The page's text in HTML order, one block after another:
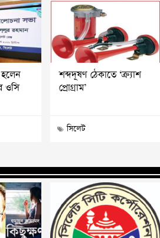
হলেন
ওসি
শব্দদূষণ ঠেকাতে ‘ক্র্যাশ
প্রোগ্রাম’
সিলেট